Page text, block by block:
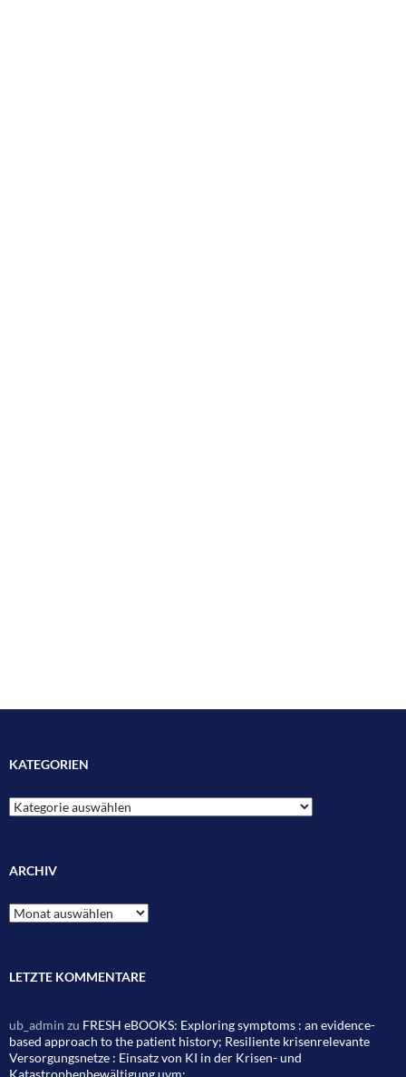
KATEGORIEN
Kategorien
ARCHIV
Archiv
LETZTE KOMMENTARE
ub_admin zu FRESH eBOOKS: Exploring symptoms : an evidence-
based approach to the patient history; Resiliente krisenrelevante
Versorgungsnetze : Einsatz von KI in der Krisen- und